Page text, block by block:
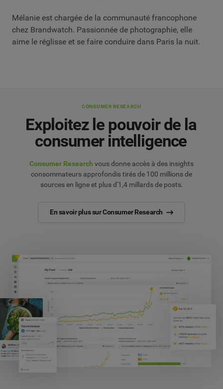
Mélanie est chargée de la communauté francophone
chez Brandwatch. Passionnée de photographie, elle
aime le réglisse et se faire conduire dans Paris la nuit.
CONSUMER RESEARCH
Exploitez le pouvoir de la
consumer intelligence
Consumer Research vous donne accès à des insights
consommateurs approfondis tirés de 100 millions de
sources en ligne et plus d'1,4 millards de posts.
En savoir plus sur Consumer Research